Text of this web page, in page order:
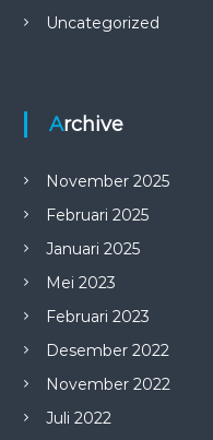
Uncategorized
Archive
November 2025
Februari 2025
Januari 2025
Mei 2023
Februari 2023
Desember 2022
November 2022
Juli 2022